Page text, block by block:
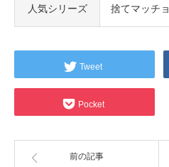
人気シリーズ 捨てマッチョ
Tweet
Pocket
前の記事